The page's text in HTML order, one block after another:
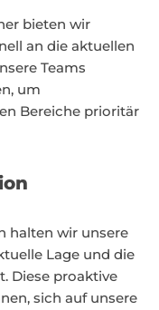
bieten wir
an die aktuellen
Teams
um
Bereiche prioritär
halten wir unsere
Lage und die
Diese proaktive
sich auf unsere